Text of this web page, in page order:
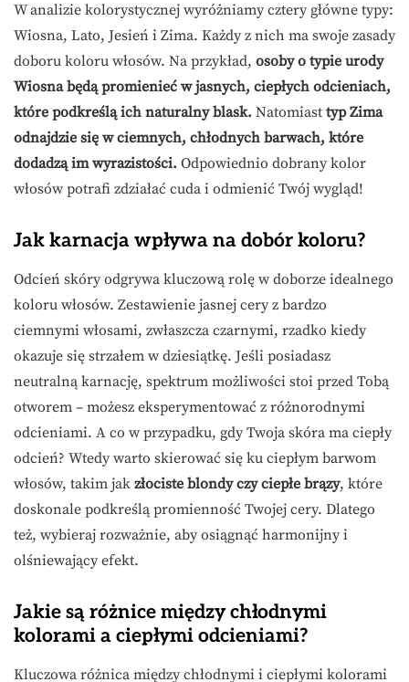
W analizie kolorystycznej wyróżniamy cztery główne typy:
Wiosna, Lato, Jesień i Zima. Każdy z nich ma swoje zasady
doboru koloru włosów. Na przykład, osoby o typie urody
Wiosna będą promienieć w jasnych, ciepłych odcieniach,
które podkreślą ich naturalny blask. Natomiast typ Zima
odnajdzie się w ciemnych, chłodnych barwach, które
dodadzą im wyrazistości. Odpowiednio dobrany kolor
włosów potrafi zdziałać cuda i odmienić Twój wygląd!
Jak karnacja wpływa na dobór koloru?
Odcień skóry odgrywa kluczową rolę w doborze idealnego
koloru włosów. Zestawienie jasnej cery z bardzo
ciemnymi włosami, zwłaszcza czarnymi, rzadko kiedy
okazuje się strzałem w dziesiątkę. Jeśli posiadasz
neutralną karnację, spektrum możliwości stoi przed Tobą
otworem – możesz eksperymentować z różnorodnymi
odcieniami. A co w przypadku, gdy Twoja skóra ma ciepły
odcień? Wtedy warto skierować się ku ciepłym barwom
włosów, takim jak złociste blondy czy ciepłe brązy, które
doskonale podkreślą promienność Twojej cery. Dlatego
też, wybieraj rozważnie, aby osiągnąć harmonijny i
olśniewający efekt.
Jakie są różnice między chłodnymi
kolorami a ciepłymi odcieniami?
Kluczowa różnica między chłodnymi i ciepłymi kolorami